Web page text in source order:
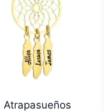
Atrapasueños